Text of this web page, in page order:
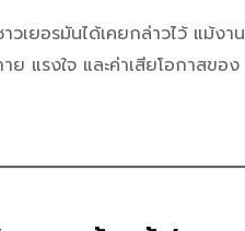
ยอรมันได้เคยกล่าวไว้ แม้งาน
แรงใจ และค่าเสียโอกาสของ